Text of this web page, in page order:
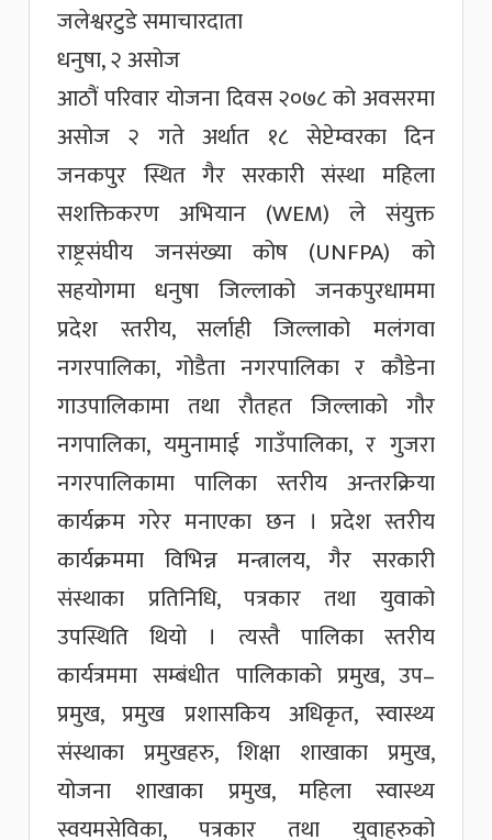
जलेश्वरटुडे समाचारदाता
धनुषा, २ असोज
आठौं परिवार योजना दिवस २०७८ को अवसरमा
असोज २ गते अर्थात १८ सेप्टेम्वरका दिन
जनकपुर स्थित गैर सरकारी संस्था महिला
सशक्तिकरण अभियान (WEM) ले संयुक्त
राष्ट्रसंघीय जनसंख्या कोष (UNFPA) को
सहयोगमा धनुषा जिल्लाको जनकपुरधाममा
प्रदेश स्तरीय, सर्लाही जिल्लाको मलंगवा
नगरपालिका, गोडैता नगरपालिका र कौडेना
गाउपालिकामा तथा रौतहत जिल्लाको गौर
नगपालिका, यमुनामाई गाउँपालिका, र गुजरा
नगरपालिकामा पालिका स्तरीय अन्तरक्रिया
कार्यक्रम गरेर मनाएका छन । प्रदेश स्तरीय
कार्यक्रममा विभिन्न मन्त्रालय, गैर सरकारी
संस्थाका प्रतिनिधि, पत्रकार तथा युवाको
उपस्थिति थियो । त्यस्तै पालिका स्तरीय
कार्यत्रममा सम्बंधीत पालिकाको प्रमुख, उप–
प्रमुख, प्रमुख प्रशासकिय अधिकृत, स्वास्थ्य
संस्थाका प्रमुखहरु, शिक्षा शाखाका प्रमुख,
योजना शाखाका प्रमुख, महिला स्वास्थ्य
स्वयमसेविका, पत्रकार तथा युवाहरुको